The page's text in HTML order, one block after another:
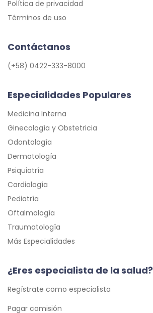
Política de privacidad
Términos de uso
Contáctanos
(+58) 0422-333-8000
Especialidades Populares
Medicina Interna
Ginecología y Obstetricia
Odontología
Dermatología
Psiquiatría
Cardiología
Pediatría
Oftalmología
Traumatología
Más Especialidades
¿Eres especialista de la salud?
Regístrate como especialista
Pagar comisión